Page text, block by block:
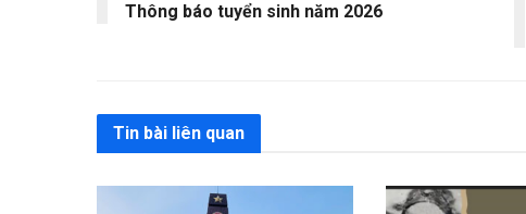
Thông báo tuyển sinh năm 2026
Tin bài liên quan